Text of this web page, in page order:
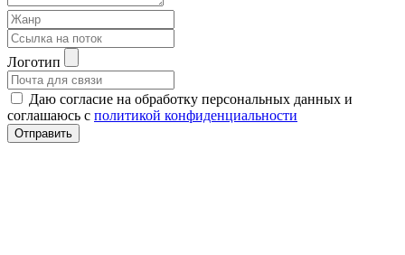
Логотип
Даю согласие на обработку персональных данных и
соглашаюсь с политикой конфиденциальности
Отправить